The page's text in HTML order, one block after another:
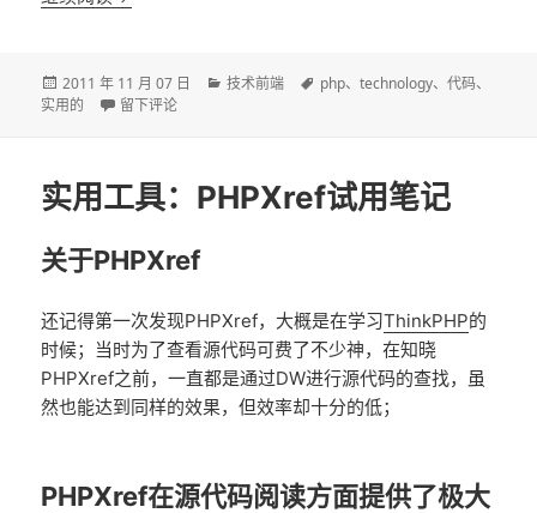
发
布
2011 年 11 月 07 日
分
技术前端
标
php、technology、代码、
实用的
于使用PHP数组合并的几则小记
留下评论
实用工具：PHPXref试用笔记
关于PHPXref
还记得第一次发现PHPXref，大概是在学习ThinkPHP的
时候；当时为了查看源代码可费了不少神，在知晓
PHPXref之前，一直都是通过DW进行源代码的查找，虽
然也能达到同样的效果，但效率却十分的低；
PHPXref在源代码阅读方面提供了极大